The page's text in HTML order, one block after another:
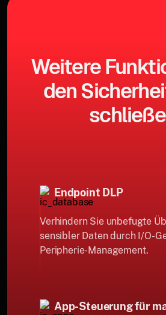
Weitere
den
Endpoint DLP
Verhindern Sie unbefugte
sensibler Daten durch I/O-
Peripherie-Management.
App-Steuerung für